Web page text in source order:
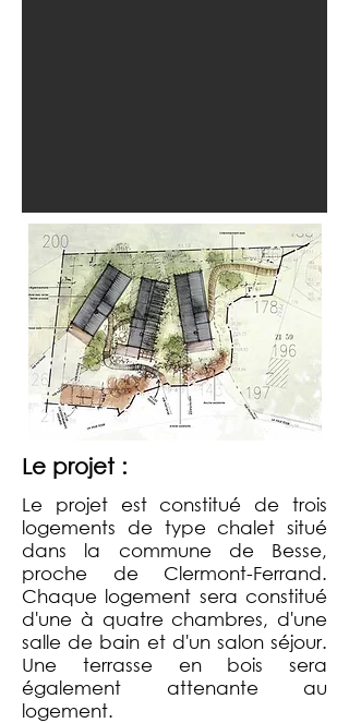
Le projet :
Le projet est constitué de trois
logements de type chalet situé
dans la commune de Besse,
proche de Clermont-Ferrand.
Chaque logement sera constitué
d'une à quatre chambres, d'une
salle de bain et d'un salon séjour.
Une terrasse en bois sera
également attenante au
logement.